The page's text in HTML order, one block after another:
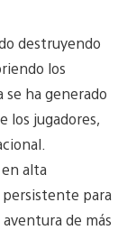
destruyendo
los
se ha generado
los jugadores,
alta
para
de más